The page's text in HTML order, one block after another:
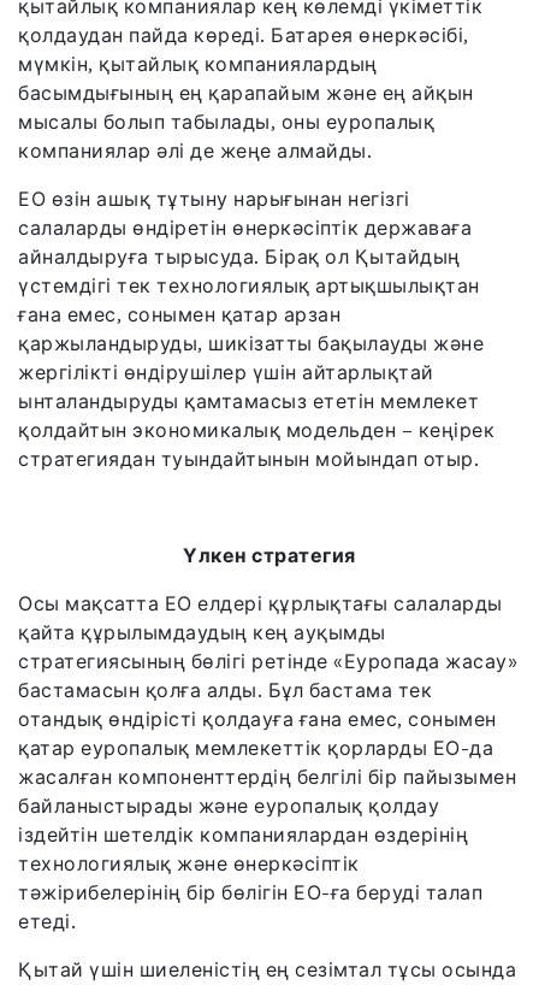
қытайлық компаниялар кең көлемді үкіметтік
қолдаудан пайда көреді. Батарея өнеркәсібі,
мүмкін, қытайлық компаниялардың
басымдығының ең қарапайым және ең айқын
мысалы болып табылады, оны еуропалық
компаниялар әлі де жеңе алмайды.
ЕО өзін ашық тұтыну нарығынан негізгі
салаларды өндіретін өнеркәсіптік державаға
айналдыруға тырысуда. Бірақ ол Қытайдың
үстемдігі тек технологиялық артықшылықтан
ғана емес, сонымен қатар арзан
қаржыландыруды, шикізатты бақылауды және
жергілікті өндірушілер үшін айтарлықтай
ынталандыруды қамтамасыз ететін мемлекет
қолдайтын экономикалық модельден – кеңірек
стратегиядан туындайтынын мойындап отыр.
Үлкен стратегия
Осы мақсатта ЕО елдері құрлықтағы салаларды
қайта құрылымдаудың кең ауқымды
стратегиясының бөлігі ретінде «Еуропада жасау»
бастамасын қолға алды. Бұл бастама тек
отандық өндірісті қолдауға ғана емес, сонымен
қатар еуропалық мемлекеттік қорларды ЕО-да
жасалған компоненттердің белгілі бір пайызымен
байланыстырады және еуропалық қолдау
іздейтін шетелдік компаниялардан өздерінің
технологиялық және өнеркәсіптік
тәжірибелерінің бір бөлігін ЕО-ға беруді талап
етеді.
Қытай үшін шиеленістің ең сезімтал тұсы осында